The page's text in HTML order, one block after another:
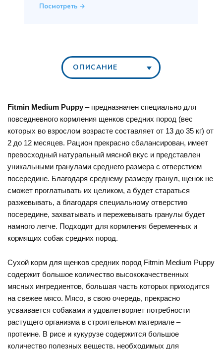
Посмотреть
ОПИСАНИЕ
Fitmin Medium Puppy – предназначен специально для
повседневного кормления щенков средних пород (вес
которых во взрослом возрасте составляет от 13 до 35 кг) от
2 до 12 месяцев. Рацион прекрасно сбалансирован, имеет
превосходный натуральный мясной вкус и представлен
уникальными гранулами среднего размера с отверстием
посередине. Благодаря среднему размеру гранул, щенок не
сможет проглатывать их целиком, а будет стараться
разжевывать, а благодаря специальному отверстию
посередине, захватывать и пережевывать гранулы будет
намного легче. Подходит для кормления беременных и
кормящих собак средних пород.
Сухой корм для щенков средних пород Fitmin Medium Puppy
содержит большое количество высококачественных
мясных ингредиентов, большая часть которых приходится
на свежее мясо. Мясо, в свою очередь, прекрасно
усваивается собаками и удовлетворяет потребности
растущего организма в строительном материале –
протеине. В рисе и кукурузе содержится большое
количество полезных веществ, необходимых для